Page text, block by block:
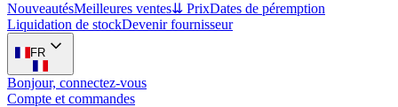
NouveautésMeilleures ventes⇊ PrixDates de péremption
Liquidation de stockDevenir fournisseur
FR
Bonjour, connectez-vous
Compte et commandes